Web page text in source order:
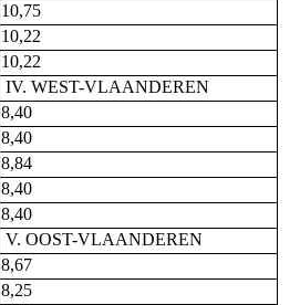
10,75
10,22
10,22
IV. WEST-VLAANDEREN
8,40
8,40
8,84
8,40
8,40
V. OOST-VLAANDEREN
8,67
8,25